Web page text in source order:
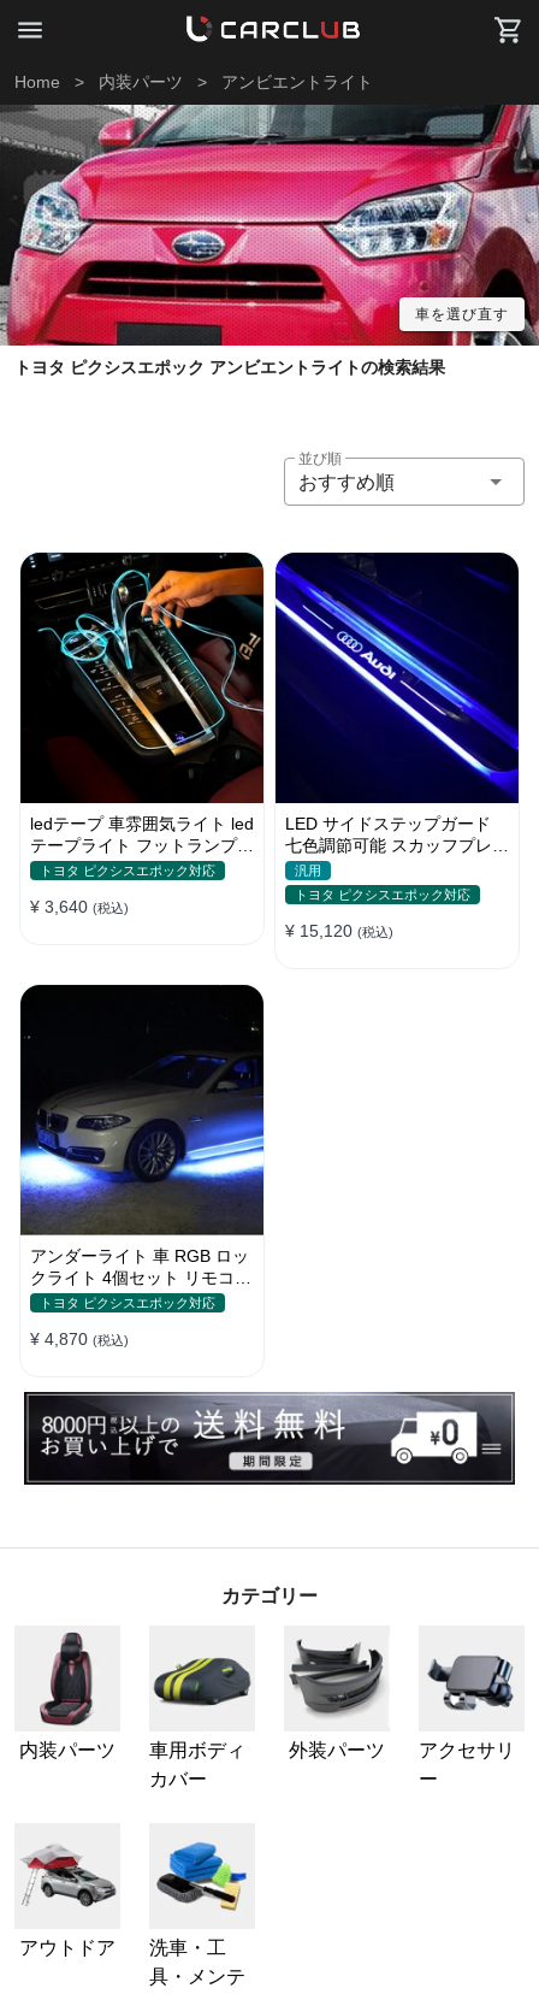
Home > 内装パーツ > アンビエントライト
車を選び直す
トヨタ ピクシスエポック アンビエントライトの検索結果
並び順
おすすめ順
ledテープ 車雰囲気ライト led
テープライト フットランプ
車内装飾 USB 3メートル
トヨタ ピクシスエポック対応
¥ 3,640 (税込)
LED サイドステップガード
七色調節可能 スカッフプレー
ト 自動変色 配線不要 自動変
色
汎用
トヨタ ピクシスエポック対応
¥ 15,120 (税込)
アンダーライト 車 RGB ロッ
クライト 4個セット リモコン
付き ボタンスイッチ付き 多
装飾用 防水 おしゃれ
トヨタ ピクシスエポック対応
¥ 4,870 (税込)
カテゴリー
内装パーツ
車用ボディ
カバー
外装パーツ
アクセサリ
ー
アウトドア
洗車・工
具・メンテ